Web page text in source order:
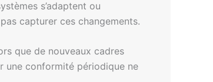
s’adaptent ou
capturer ces changements.
que de nouveaux cadres
une conformité périodique ne